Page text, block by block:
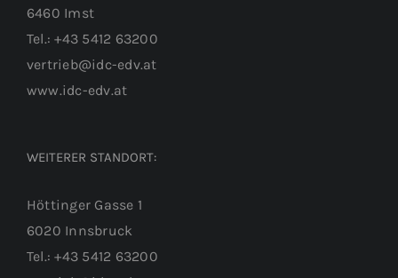
6460 Imst
Tel.: +43 5412 63200
vertrieb@idc-edv.at
www.idc-edv.at
WEITERER STANDORT:
Höttinger Gasse 1
6020 Innsbruck
Tel.: +43 5412 63200